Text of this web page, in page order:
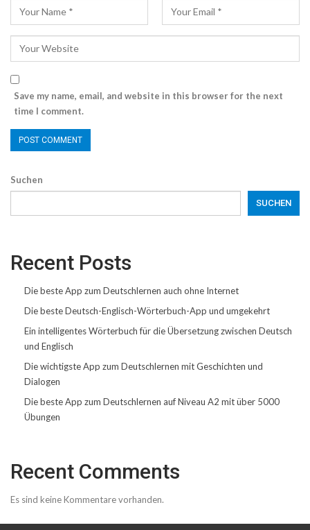
Save my name, email, and website in this browser for the next
time I comment.
Suchen
SUCHEN
Recent Posts
Die beste App zum Deutschlernen auch ohne Internet
Die beste Deutsch-Englisch-Wörterbuch-App und umgekehrt
Ein intelligentes Wörterbuch für die Übersetzung zwischen Deutsch
und Englisch
Die wichtigste App zum Deutschlernen mit Geschichten und
Dialogen
Die beste App zum Deutschlernen auf Niveau A2 mit über 5000
Übungen
Recent Comments
Es sind keine Kommentare vorhanden.